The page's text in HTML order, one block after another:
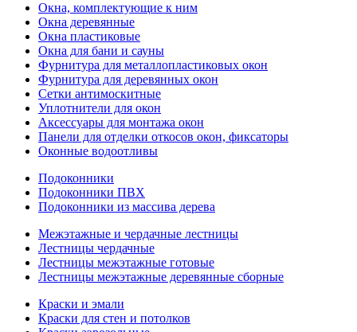
Окна, комплектующие к ним
Окна деревянные
Окна пластиковые
Окна для бани и сауны
Фурнитура для металлопластиковых окон
Фурнитура для деревянных окон
Сетки антимоскитные
Уплотнители для окон
Аксессуары для монтажа окон
Панели для отделки откосов окон, фиксаторы
Оконные водоотливы
Подоконники
Подоконники ПВХ
Подоконники из массива дерева
Межэтажные и чердачные лестницы
Лестницы чердачные
Лестницы межэтажные готовые
Лестницы межэтажные деревянные сборные
Краски и эмали
Краски для стен и потолков